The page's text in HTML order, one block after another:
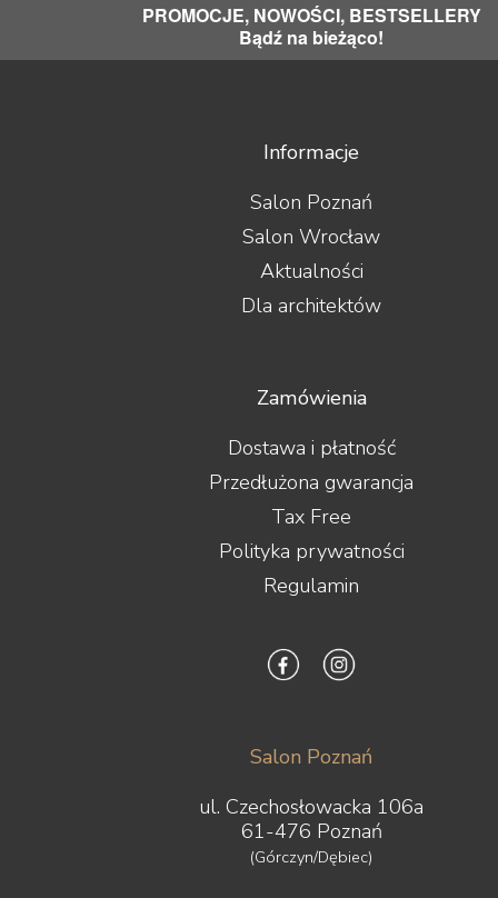
PROMOCJE, NOWOŚCI, BESTSELLERY
Bądź na bieżąco!
Informacje
Salon Poznań
Salon Wrocław
Aktualności
Dla architektów
Zamówienia
Dostawa i płatność
Przedłużona gwarancja
Tax Free
Polityka prywatności
Regulamin
Salon Poznań
ul. Czechosłowacka 106a
61-476 Poznań
(Górczyn/Dębiec)